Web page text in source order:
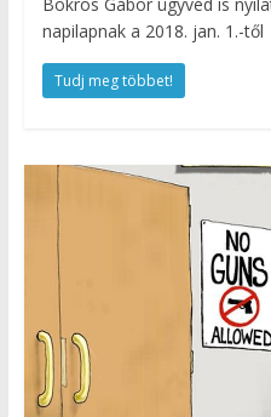
napilapnak a 2018. jan. 1.-től
Tudj meg többet!